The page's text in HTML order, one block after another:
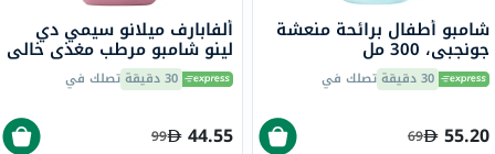
شامبو أطفال برائحة منعشة
جونجبي، 300 مل
30 دقيقة تصلك في
55.20
69
ألفابارف ميلانو سيمي دي
لينو شامبو مرطب مغذي خالي
من كبريتات للشعر الجاف 250
مل 30 دقيقة تصلك في
44.55
99